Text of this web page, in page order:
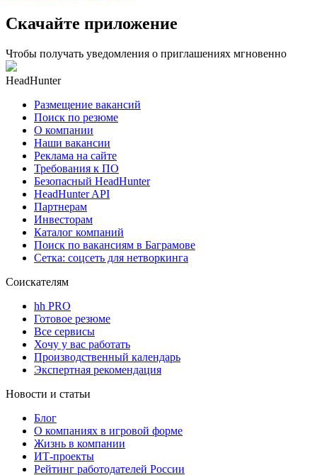
Скачайте приложение
Чтобы получать уведомления о приглашениях мгновенно
HeadHunter
Размещение вакансий
Поиск по резюме
О компании
Наши вакансии
Реклама на сайте
Требования к ПО
Безопасный HeadHunter
HeadHunter API
Партнерам
Инвесторам
Каталог компаний
Поиск по вакансиям в Баграмове
Сетка: соцсеть для нетворкинга
Соискателям
hh PRO
Готовое резюме
Все сервисы
Хочу у вас работать
Производственный календарь
Экспертная рекомендация
Новости и статьи
Блог
О компаниях в игровой форме
Жизнь в компании
ИТ-проекты
Рейтинг работодателей России